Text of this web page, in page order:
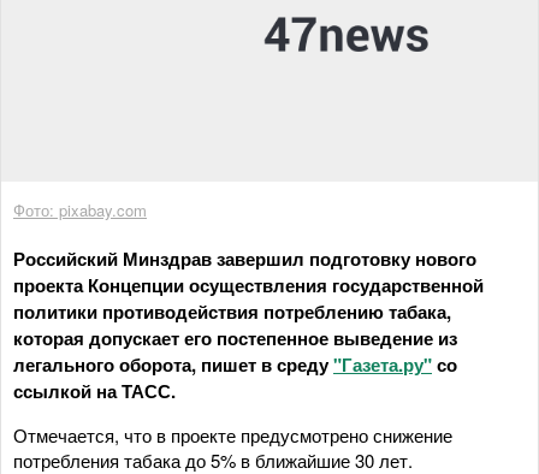
Фото: pixabay.com
Российский Минздрав завершил подготовку нового
проекта Концепции осуществления государственной
политики противодействия потреблению табака,
которая допускает его постепенное выведение из
легального оборота, пишет в среду"Газета.ру"со
ссылкой на ТАСС.
Отмечается, что в проекте предусмотрено снижение
потребления табака до 5% в ближайшие 30 лет.